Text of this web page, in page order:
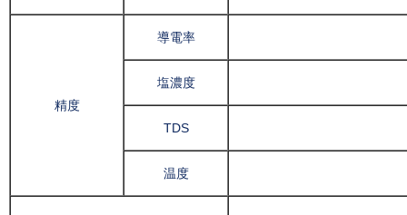
精度
導電率
塩濃度
TDS
温度